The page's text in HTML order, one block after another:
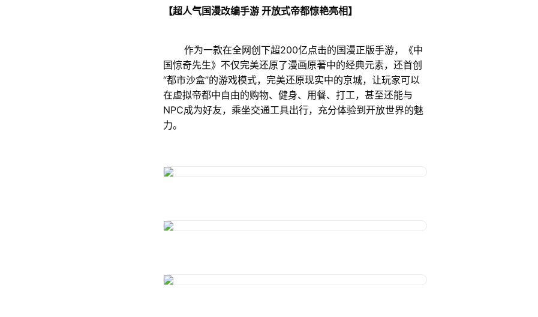
【超人气国漫改编手游 开放式帝都惊艳亮相】
作为一款在全网创下超200亿点击的国漫正版手游，《中
国惊奇先生》不仅完美还原了漫画原著中的经典元素，还首创
“都市沙盒”的游戏模式，完美还原现实中的京城，让玩家可以
在虚拟帝都中自由的购物、健身、用餐、打工，甚至还能与
NPC成为好友，乘坐交通工具出行，充分体验到开放世界的魅
力。